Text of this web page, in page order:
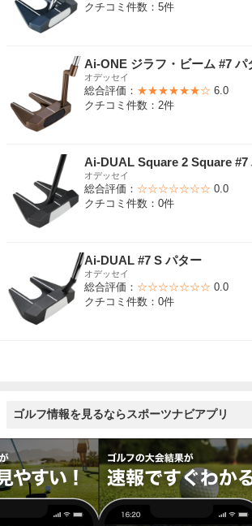
クチコミ件数：5件
Ai-ONE ジラフ・ビーム #7 パ
オデッセイ
総合評価： ★★★★★★☆ 6.0
クチコミ件数：2件
Ai-DUAL Square 2 Square #7
オデッセイ
総合評価： ☆☆☆☆☆☆☆ 0.0
クチコミ件数：0件
Ai-DUAL #7 S パター
オデッセイ
総合評価： ☆☆☆☆☆☆☆ 0.0
クチコミ件数：0件
ゴルフ情報を見るならスポーツナビアプリ